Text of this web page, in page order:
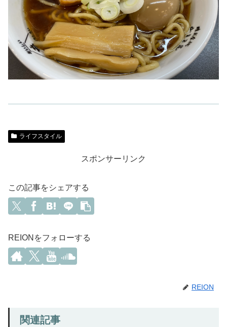
ライフスタイル
スポンサーリンク
この記事をシェアする
REIONをフォローする
REION
関連記事